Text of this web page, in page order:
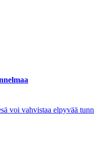
voi vahvistaa elpyvää